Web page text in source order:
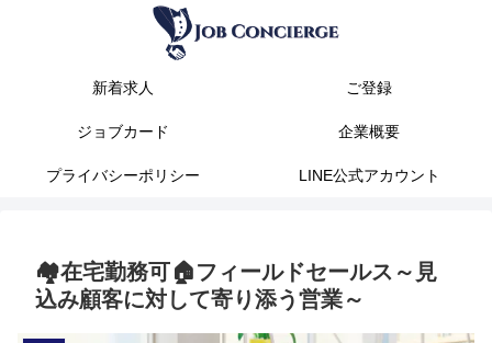
新着求人 ご登録
ジョブカード 企業概要
プライバシーポリシー LINE公式アカウント
🏘️在宅勤務可🏠️フィールドセールス～見
込み顧客に対して寄り添う営業～